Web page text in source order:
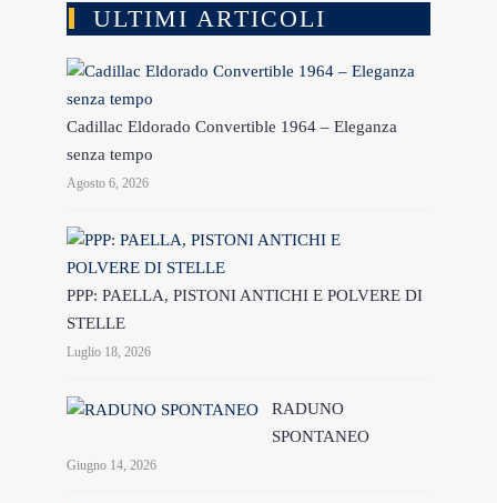
ULTIMI ARTICOLI
Cadillac Eldorado Convertible 1964 – Eleganza
senza tempo
Agosto 6, 2026
PPP: PAELLA, PISTONI ANTICHI E POLVERE DI
STELLE
Luglio 18, 2026
RADUNO
SPONTANEO
Giugno 14, 2026